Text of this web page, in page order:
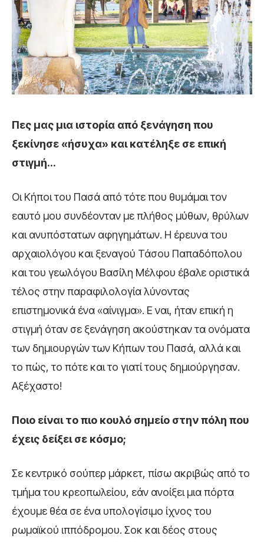
Πες μας μια ιστορία από ξενάγηση που
ξεκίνησε «ήσυχα» και κατέληξε σε επική
στιγμή…
Οι Κήποι του Πασά από τότε που θυμάμαι τον
εαυτό μου συνδέονταν με πλήθος μύθων, θρύλων
και ανυπόστατων αφηγημάτων. Η έρευνα του
αρχαιολόγου και ξεναγού Τάσου Παπαδόπολου
και του γεωλόγου Βασίλη Μέλφου έβαλε οριστικά
τέλος στην παραφιλολογία λύνοντας
επιστημονικά ένα «αίνιγμα». Ε ναι, ήταν επική η
στιγμή όταν σε ξενάγηση ακούστηκαν τα ονόματα
των δημιουργών των Κήπων του Πασά, αλλά και
το πώς, το πότε και το γιατί τους δημιούργησαν.
Αξέχαστο!
Ποιο είναι το πιο κουλό σημείο στην πόλη που
έχεις δείξει σε κόσμο;
Σε κεντρικό σούπερ μάρκετ, πίσω ακριβώς από το
τμήμα του κρεοπωλείου, εάν ανοίξει μια πόρτα
έχουμε θέα σε ένα υπολογίσιμο ίχνος του
ρωμαϊκού ιππόδρομου. Σοκ και δέος στους